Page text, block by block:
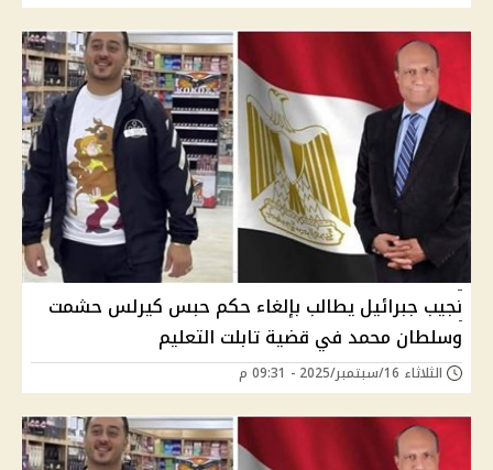
نجيب جبرائيل يطالب بإلغاء حكم حبس كيرلس حشمت
وسلطان محمد في قضية تابلت التعليم
الثلاثاء 16/سبتمبر/2025 - 09:31 م